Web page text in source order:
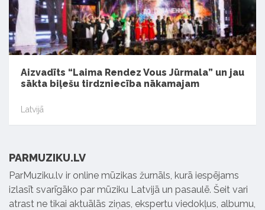
Aizvadīts “Laima Rendez Vous Jūrmala” un jau
sākta biļešu tirdzniecība nākamajam
Latvijā
PARMUZIKU.LV
ParMuziku.lv ir online mūzikas žurnāls, kurā iespējams
izlasīt svarīgāko par mūziku Latvijā un pasaulē. Šeit vari
atrast ne tikai aktuālās ziņas, ekspertu viedokļus, albumu,